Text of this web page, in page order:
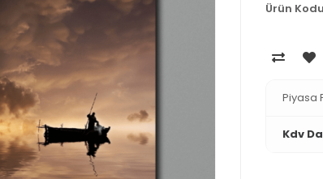
Ürün
Piyasa
Kdv